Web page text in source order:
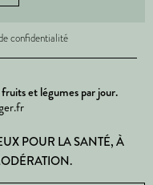
confidentialité
et légumes par jour.
POUR LA SANTÉ, À